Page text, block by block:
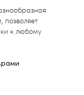
позволяет
к любому